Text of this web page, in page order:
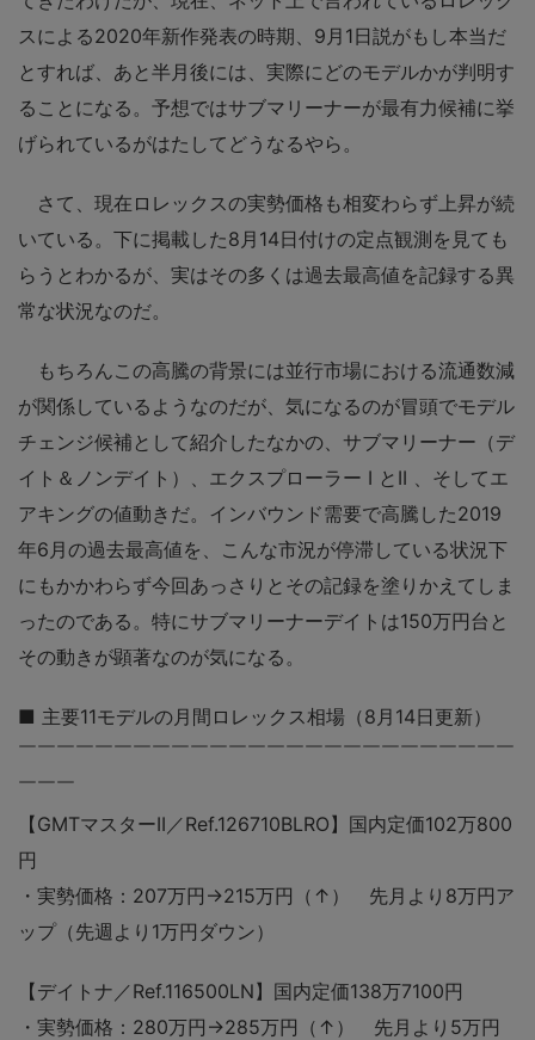
スによる2020年新作発表の時期、9月1日説がもし本当だ
とすれば、あと半月後には、実際にどのモデルかが判明す
ることになる。予想ではサブマリーナーが最有力候補に挙
げられているがはたしてどうなるやら。
さて、現在ロレックスの実勢価格も相変わらず上昇が続
いている。下に掲載した8月14日付けの定点観測を見ても
らうとわかるが、実はその多くは過去最高値を記録する異
常な状況なのだ。
もちろんこの高騰の背景には並行市場における流通数減
が関係しているようなのだが、気になるのが冒頭でモデル
チェンジ候補として紹介したなかの、サブマリーナー（デ
イト＆ノンデイト）、エクスプローラー I とII 、そしてエ
アキングの値動きだ。インバウンド需要で高騰した2019
年6月の過去最高値を、こんな市況が停滞している状況下
にもかかわらず今回あっさりとその記録を塗りかえてしま
ったのである。特にサブマリーナーデイトは150万円台と
その動きが顕著なのが気になる。
■ 主要11モデルの月間ロレックス相場（8月14日更新）
￣￣￣￣￣￣￣￣￣￣￣￣￣￣￣￣￣￣￣￣￣￣￣￣￣￣
￣￣￣
【GMTマスターII／Ref.126710BLRO】国内定価102万800
円
・実勢価格：207万円→215万円（↑） 先月より8万円ア
ップ（先週より1万円ダウン）
【デイトナ／Ref.116500LN】国内定価138万7100円
・実勢価格：280万円→285万円（↑） 先月より5万円